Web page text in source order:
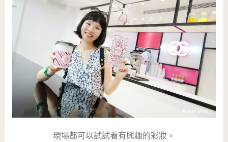
現場都可以試試看有興趣的彩妝。